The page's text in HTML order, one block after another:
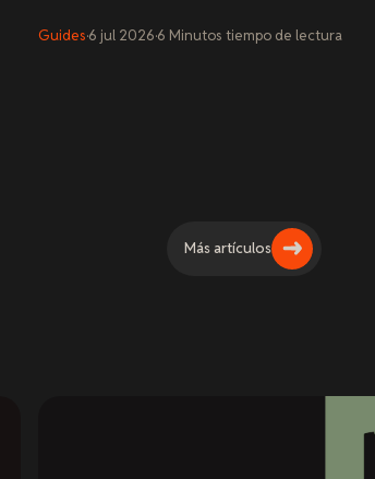
Guides·6 jul 2026·6 Minutos tiempo de lectura
Más artículos